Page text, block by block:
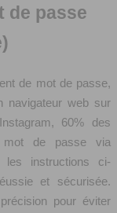
de passe
de mot de passe,
navigateur web sur
60% des
mot de passe via
les instructions ci-
et sécurisée.
pour éviter